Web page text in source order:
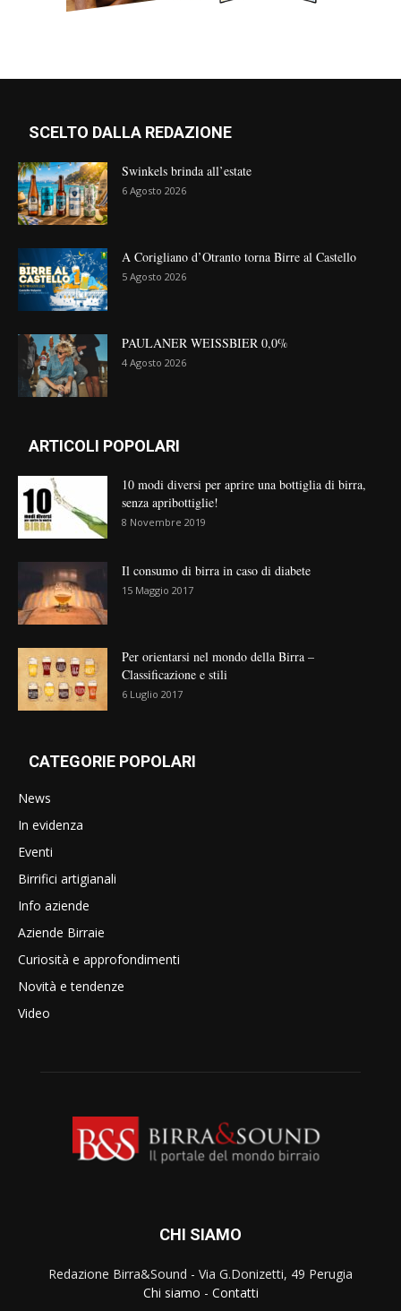
SCELTO DALLA REDAZIONE
Swinkels brinda all’estate
6 Agosto 2026
A Corigliano d’Otranto torna Birre al Castello
5 Agosto 2026
PAULANER WEISSBIER 0,0%
4 Agosto 2026
ARTICOLI POPOLARI
10 modi diversi per aprire una bottiglia di birra,
senza apribottiglie!
8 Novembre 2019
Il consumo di birra in caso di diabete
15 Maggio 2017
Per orientarsi nel mondo della Birra –
Classificazione e stili
6 Luglio 2017
CATEGORIE POPOLARI
News
In evidenza
Eventi
Birrifici artigianali
Info aziende
Aziende Birraie
Curiosità e approfondimenti
Novità e tendenze
Video
CHI SIAMO
Redazione Birra&Sound - Via G.Donizetti, 49 Perugia
Chi siamo - Contatti